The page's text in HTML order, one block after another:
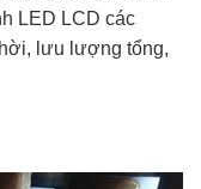
LED LCD các
lưu lượng tổng,